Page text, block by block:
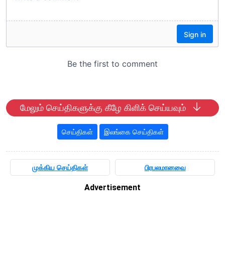
மேலும் செய்திகளுக்கு கீழே கிளிக் செய்யவும்
செய்திகள் இலங்கை செய்திகள்
முக்கிய செய்திகள் பிரபலமானவை
Advertisement